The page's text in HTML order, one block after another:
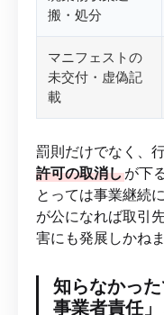
搬・処分
マニフェストの
未交付・虚偽記
載
罰則だけでなく、
許可の取消しが下
とっては事業継続
が公になれば取引
害にも発展しかねま
知らなかっ
事業者責任